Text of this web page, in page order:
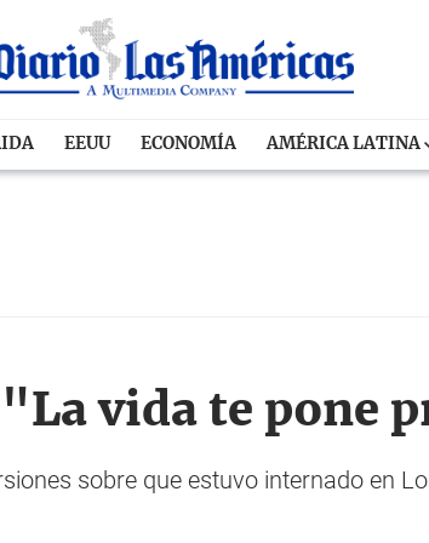
EEUU ECONOMÍA AMÉRICA LATINA
vida te pone
sobre que estuvo internado en